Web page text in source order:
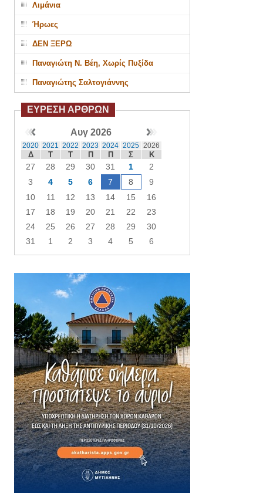
Λιμάνια
Ήρωες
ΔΕΝ ΞΕΡΩ
Παναγιώτη Ν. Βέη, Χωρίς Πυξίδα
Παναγιώτης Σαλτογιάννης
ΕΥΡΕΣΗ ΑΡΘΡΩΝ
Αυγ 2026
2020 2021 2022 2023 2024 2025 2026
Δ Τ Τ Π Π Σ Κ
27 28 29 30 31 1
2
3
4 5 6 7 8
9
10
11 12 13 14 15
16
17
18 19 20 21 22
23
24
25 26 27 28 29
30
31
1 2 3 4 5 6